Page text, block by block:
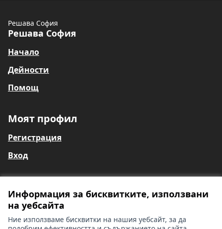
Информация за бисквитките, използвани
на уебсайта
Ние използваме бисквитки на нашия уебсайт, за да
Решава София
Решава София
Начало
Дейности
Помощ
Моят профил
Регистрация
Вход
Общи условия
Информация за глухи и сляпо-глухи лица
Настройки на бисквитките